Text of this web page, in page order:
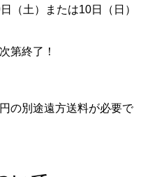
（土）または10日（日）
第終了！
の別途遠方送料が必要で